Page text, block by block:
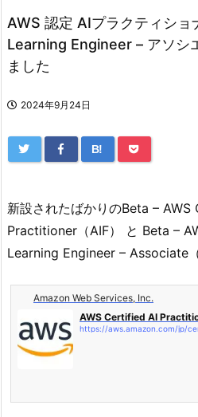
AWS 認定 AIプラクティシ
Learning Engineer – アソシ
ました
2024年9月24日
B!
新設されたばかりのBeta –
Practitioner（AIF） と Beta –
Learning Engineer – Associate
Amazon Web Services, Inc.
AWS Certified AI